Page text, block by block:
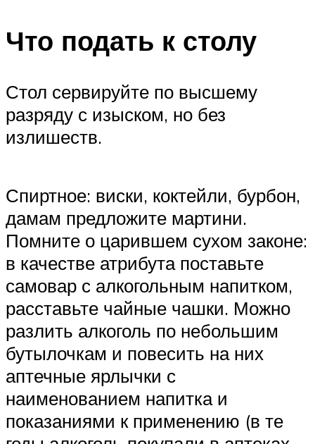
Что подать к столу
Стол сервируйте по высшему
разряду с изыском, но без
излишеств.
Спиртное: виски, коктейли, бурбон,
дамам предложите мартини.
Помните о царившем сухом законе:
в качестве атрибута поставьте
самовар с алкогольным напитком,
расставьте чайные чашки. Можно
разлить алкоголь по небольшим
бутылочкам и повесить на них
аптечные ярлычки с
наименованием напитка и
показаниями к применению (в те